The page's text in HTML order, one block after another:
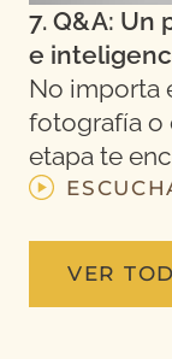
7. Q&A:
e
No importa
fotografía o
etapa te
VER